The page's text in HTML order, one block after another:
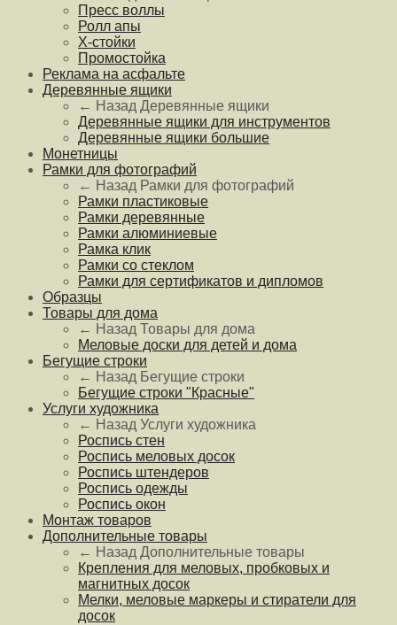
Пресс воллы
Ролл апы
Х-стойки
Промостойка
Реклама на асфальте
Деревянные ящики
← Назад Деревянные ящики
Деревянные ящики для инструментов
Деревянные ящики большие
Монетницы
Рамки для фотографий
← Назад Рамки для фотографий
Рамки пластиковые
Рамки деревянные
Рамки алюминиевые
Рамка клик
Рамки со стеклом
Рамки для сертификатов и дипломов
Образцы
Товары для дома
← Назад Товары для дома
Меловые доски для детей и дома
Бегущие строки
← Назад Бегущие строки
Бегущие строки "Красные"
Услуги художника
← Назад Услуги художника
Роспись стен
Роспись меловых досок
Роспись штендеров
Роспись одежды
Роспись окон
Монтаж товаров
Дополнительные товары
← Назад Дополнительные товары
Крепления для меловых, пробковых и
магнитных досок
Мелки, меловые маркеры и стиратели для
досок